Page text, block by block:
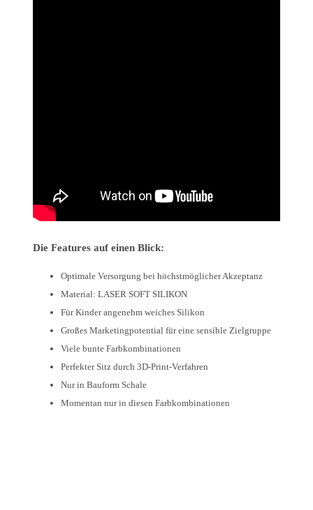
Die Features auf einen Blick:
Optimale Versorgung bei höchstmöglicher Akzeptanz
Material: LASER SOFT SILIKON
Für Kinder angenehm weiches Silikon
Großes Marketingpotential für eine sensible Zielgruppe
Viele bunte Farbkombinationen
Perfekter Sitz durch 3D-Print-Verfahren
Nur in Bauform Schale
Momentan nur in diesen Farbkombinationen